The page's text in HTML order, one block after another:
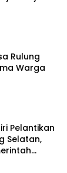
Rulung
Warga
Pelantikan
Selatan,